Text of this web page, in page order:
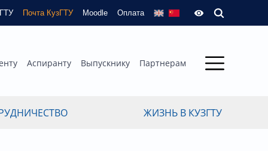
Почта КузГТУ Moodle Оплата
Аспиранту Выпускнику Партнерам
ЖИЗНЬ В КУЗГТУ